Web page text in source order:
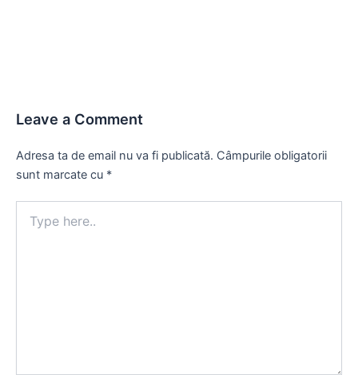
Leave a Comment
Adresa ta de email nu va fi publicată. Câmpurile obligatorii
sunt marcate cu *
here..